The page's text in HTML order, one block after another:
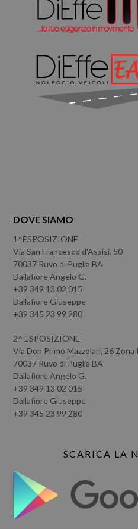
DOVE SIAMO
1^ESPOSIZIONE
Via San Francesco d'Assisi, 50
70037 Ruvo di Puglia BA
Dallafiore Angelo G.
+39 349 13 02 015
Dallafiore Giuseppe
+39 345 23 99 280
2^ ESPOSIZIONE
Via Don Primo Mazzolari, 26
70037 Ruvo di Puglia BA
Dallafiore Angelo G.
+39 349 13 02 015
Dallafiore Giuseppe
+39 345 23 99 280
SCARICA LA